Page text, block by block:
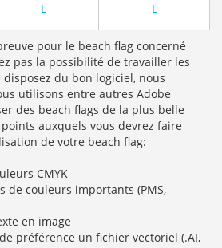
L L
pour le beach flag concerné
pas la possibilité de travailler les
du bon logiciel, nous
utilisons entre autres Adobe
des beach flags de la plus belle
auxquels vous devrez faire
de votre beach flag:
CMYK
de couleurs importants (PMS,
en image
préférence un fichier vectoriel (.AI,